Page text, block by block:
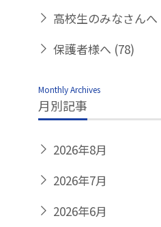
高校生のみなさんへ
保護者様へ (78)
Monthly Archives
月別記事
2026年8月
2026年7月
2026年6月